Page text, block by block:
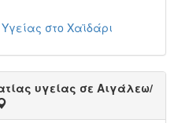
στο Χαϊδάρι
υγείας σε Αιγάλεω/